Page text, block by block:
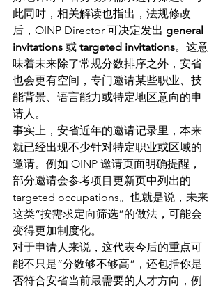
此同时，相关解读也指出，法规修改
后，OINP Director 可决定发出 general
invitations 或 targeted invitations。这意
味着未来除了常规分数排序之外，安省
也会更有空间，专门邀请某些职业、技
能背景、语言能力或特定地区意向的申
请人。
事实上，安省近年的邀请记录里，本来
就已经出现不少针对特定职业或区域的
邀请。例如 OINP 邀请页面明确提醒，
部分邀请会参考项目更新页中列出的
targeted occupations。也就是说，未来
这类“按需求定向筛选”的做法，可能会
变得更加制度化。
对于申请人来说，这代表今后的重点可
能不只是“分数够不够高”，还包括你是
否符合安省当前最需要的人才方向，例